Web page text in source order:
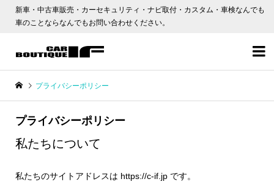
新車・中古車販売・カーセキュリティ・ナビ取付・カスタム・車検なんでも
車のことならなんでもお問い合わせください。

プライバシーポリシー
プライバシーポリシー
私たちについて
私たちのサイトアドレスは https://c-if.jp です。